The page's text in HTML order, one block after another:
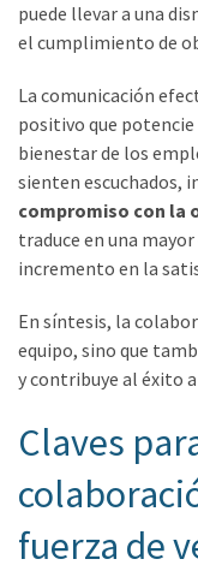
puede llevar a una
el cumplimiento de
La comunicación
positivo que
bienestar de los
sienten escuchados,
compromiso con la
traduce en una
incremento en la
En síntesis, la
equipo, sino que
y contribuye al éxito
Claves
fuerza de